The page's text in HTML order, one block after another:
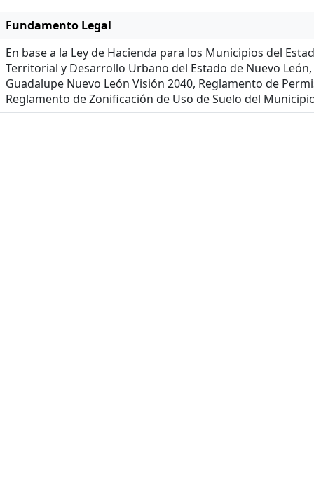
Fundamento Legal
En base a la Ley de Hacienda para los Municipios del
Territorial y Desarrollo Urbano del Estado de Nuevo
Guadalupe Nuevo León Visión 2040, Reglamento de
Reglamento de Zonificación de Uso de Suelo del